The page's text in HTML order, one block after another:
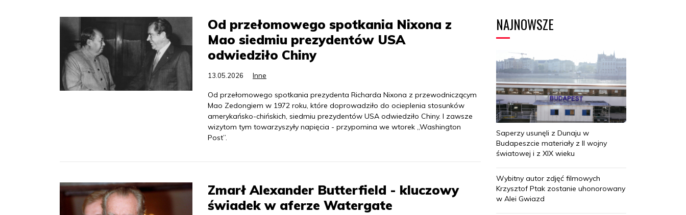
Od przełomowego spotkania Nixona z
Mao siedmiu prezydentów USA
odwiedziło Chiny
13.05.2026 Inne
Od przełomowego spotkania prezydenta Richarda Nixona z przewodniczącym
Mao Zedongiem w 1972 roku, które doprowadziło do ocieplenia stosunków
amerykańsko-chińskich, siedmiu prezydentów USA odwiedziło Chiny. I zawsze
wizytom tym towarzyszyły napięcia - przypomina we wtorek „Washington
Post”.
Zmarł Alexander Butterfield - kluczowy
świadek w aferze Watergate
NAJNOWSZE
Saperzy usunęli z Dunaju w
Budapeszcie materiały z II wojny
światowej i z XIX wieku
Wybitny autor zdjęć filmowych
Krzysztof Ptak zostanie uhonorowany
w Alei Gwiazd